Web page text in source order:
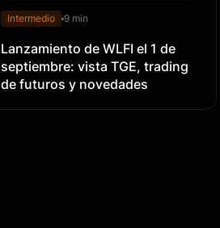
Intermedio 9 min
Lanzamiento de WLFI el 1 de
septiembre: vista TGE, trading
de futuros y novedades